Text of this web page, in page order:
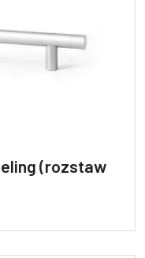
(rozstaw